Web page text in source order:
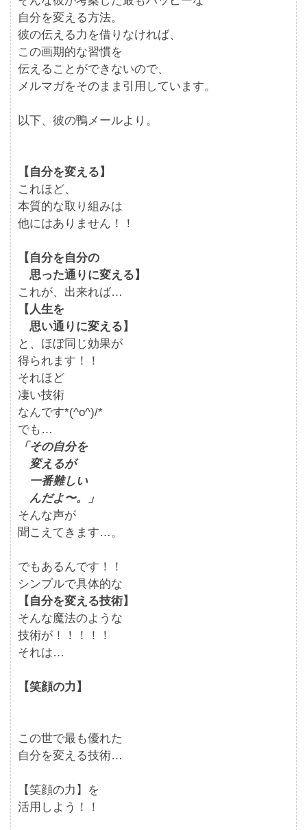
自分を変える方法。
彼の伝える力を借りなければ、
この画期的な習慣を
伝えることができないので、
メルマガをそのまま引用しています。
以下、彼の鴨メールより。
【自分を変える】
これほど、
本質的な取り組みは
他にはありません！！
【自分を自分の
思った通りに変える】
これが、出来れば…
【人生を
思い通りに変える】
と、ほぼ同じ効果が
得られます！！
それほど
凄い技術
なんです*(^o^)/*
でも…
「その自分を
変えるが
一番難しい
んだよ〜。」
そんな声が
聞こえてきます…。
でもあるんです！！
シンプルで具体的な
【自分を変える技術】
そんな魔法のような
技術が！！！！！
それは…
【笑顔の力】
この世で最も優れた
自分を変える技術…
【笑顔の力】を
活用しよう！！